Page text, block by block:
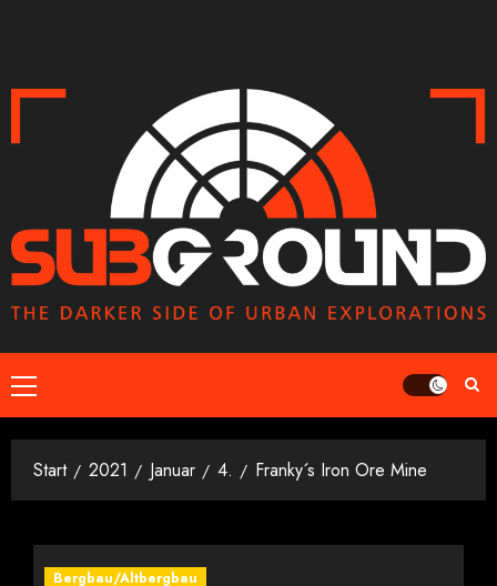
Primäres
Menü
Start 2021 Januar 4. Franky´s Iron Ore Mine
Bergbau/Altbergbau